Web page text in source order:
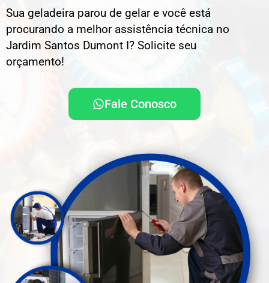
Sua geladeira parou de gelar e você está
procurando a melhor assistência técnica no
Jardim Santos Dumont I? Solicite seu
orçamento!
Fale Conosco